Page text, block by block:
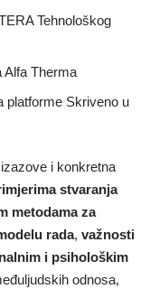
Tehnološkog
Alfa Therma
platforme Skriveno u
i konkretna
stvaranja
metodama za
rada, važnosti
i psihološkim
odnosa,